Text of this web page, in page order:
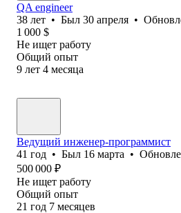
QA engineer
38 лет • Был 30 апреля •
1 000 $
Не ищет работу
Общий опыт
9 лет 4 месяца
Ведущий инженер-программист
41 год • Был 16 марта •
500 000 ₽
Не ищет работу
Общий опыт
21 год 7 месяцев